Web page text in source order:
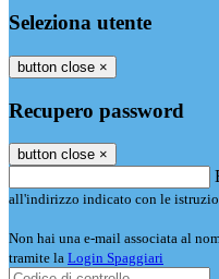
Seleziona utente
button close ×
Recupero password
button close ×
all'indirizzo indicato con le
Non hai una e-mail associata al
tramite la Login Spaggiari